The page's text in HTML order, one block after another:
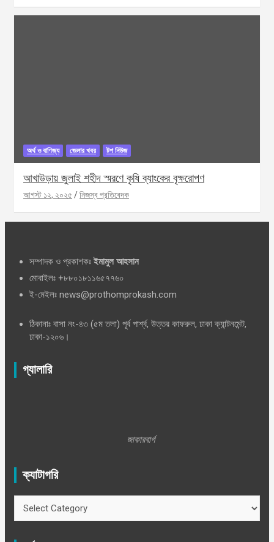
অর্থ ও বাণিজ্য জেলার খবর টপ নিউজ
আখাউড়ায় জুলাই শহীদ স্মরণে কৃষি ব্যাংকের বৃক্ষরোপণ
আগস্ট ১২, ২০২৫ নিজস্ব প্রতিবেদক
সম্পাদক ও প্রকাশকঃ ইমামুল আহসান
মোবাইলঃ +৮৮০১৮১১৬৫৭৭৬০
ই-মেইলঃ news@prothomprokash.com
ঠিকানাঃ বাসা নং-৪৩ (৫ম তলা) পূর্ব পার্শ্ব, উত্তর কাফরুল, ঢাকা ক্যান্টনমেন্ট,
ঢাকা-১২০৬।
গ্যালারি
জাকারবার্গ
ক্যাটাগরি